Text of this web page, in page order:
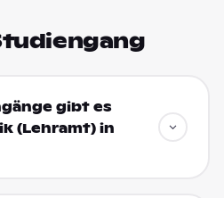
gibt es
(Lehramt) in